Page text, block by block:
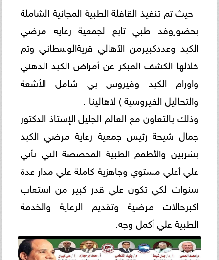
حيث تم تنفيذ القافلة الطبية المجانية الشاملة
بحضوروفد طبي تابع لجمعية رعايه مرضي
الكبد وعددكبيرمن الآهالي قريةالوسطاني وتم
خلالها الكشف المبكر عن أمراض الكبد الدهني
واورام الكبد وفيروس بي شامل الأشعة
والتحاليل الفيروسية ) لاهالينا .
وذلك بالتعاون مع العالم الجليل الإستاذ الدكتور
جمال شيحة رئيس جمعية رعاية مرضي الكبد
بشربين والأطقم الطبية المخصصة التي تأتي
علي أعلي مستوي وجاهزية كاملة علي مدار عدة
سنوات لكي تكون علي قدر كبير من استعاب
اكبرحالات مرضية وتقديم الرعاية والخدمة
الطبية علي أكمل وجه.